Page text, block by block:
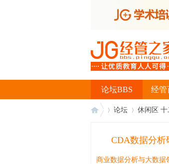
经管
论坛BBS
论坛 休闲区 十
CDA数据分析
商业数据分析与大数据